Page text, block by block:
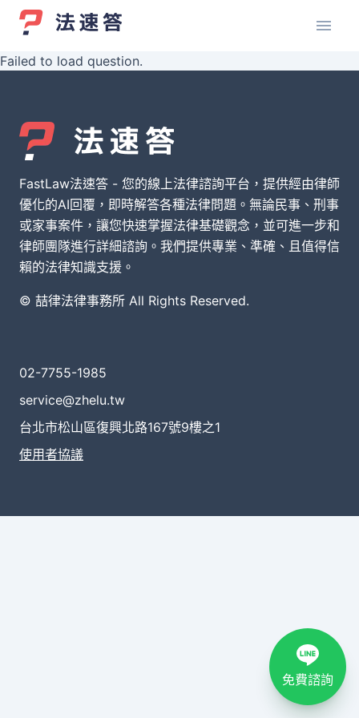
Failed to load question.
FastLaw法速答 - 您的線上法律諮詢平台，提供經由律師
優化的AI回覆，即時解答各種法律問題。無論民事、刑事
或家事案件，讓您快速掌握法律基礎觀念，並可進一步和
律師團隊進行詳細諮詢。我們提供專業、準確、且值得信
賴的法律知識支援。
© 喆律法律事務所 All Rights Reserved.
02-7755-1985
service@zhelu.tw
台北市松山區復興北路167號9樓之1
使用者協議
免費諮詢